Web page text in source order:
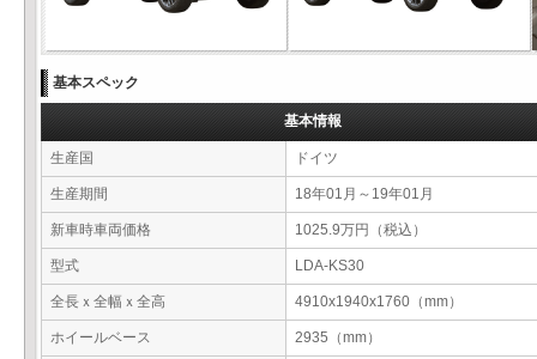
基本スペック
基本情報
生産国 ドイツ
生産期間 18年01月～19年01月
新車時車両価格 1025.9万円（税込）
型式 LDA-KS30
全長ｘ全幅ｘ全高 4910x1940x1760（mm）
ホイールベース 2935（mm）